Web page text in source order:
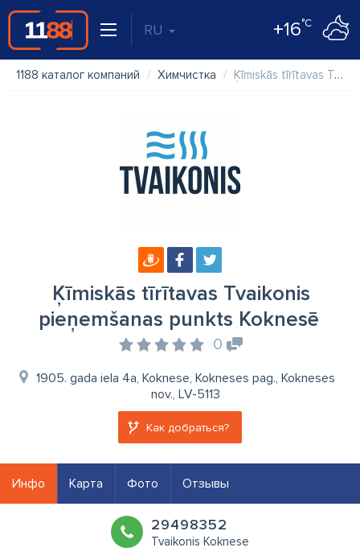
RU +16°C
1188 каталог компаний Химчистка Ķīmiskās tīrītavas Tvaikonis pieņemšanas punkts Koknesē
Ķīmiskās tīrītavas Tvaikonis
pieņemšanas punkts Koknesē
0
1905. gada iela 4a, Koknese, Kokneses pag., Kokneses
nov., LV-5113
Как добраться?
Инфо Карта Фото Отзывы
29498352
Tvaikonis Koknese